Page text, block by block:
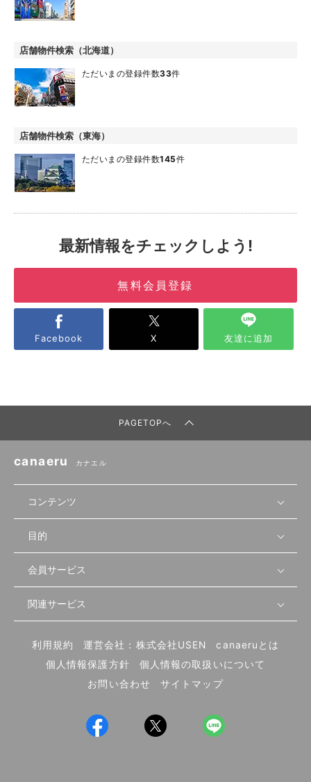
店舗物件検索（北海道）
ただいまの登録件数33件
店舗物件検索（東海）
ただいまの登録件数145件
最新情報をチェックしよう!
無料会員登録
Facebook X 友達に追加
PAGETOPへ
canaeru カナエル
コンテンツ
無料開業相談
セミナー情報
セミナー動画
物件を探す
首都圏
北海道
先輩開業者の声
開業・経営に関する記事
編集ポリシー
業態別の開業方法
UIターン開業特集
目的
店舗運営
物件
内装・設備
食材・仕入れ
会員サービス
会員登録
ログイン
関連サービス
飲食店サクセスガイド（外部サイト）
利用規約 運営会社：株式会社USEN
canaeruとは
個人情報保護方針
個人情報の取扱いについて
お問い合わせ
サイトマップ